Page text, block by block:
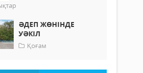
ӘДЕП ЖӨНІНДЕ
УӘКІЛ
Қоғам